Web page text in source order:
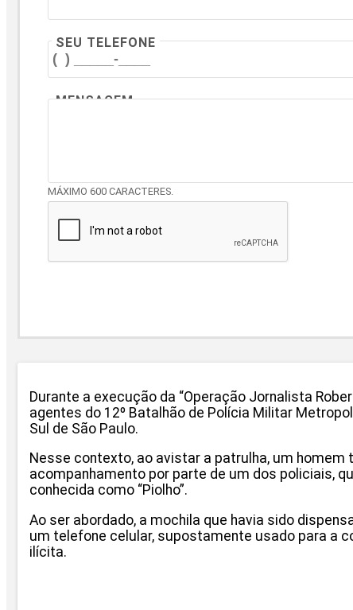
SEU TELEFONE
MENSAGEM
MÁXIMO 600 CARACTERES.
Durante a execução da “Operação Jornalista
agentes do 12º Batalhão de Polícia Militar
Sul de São Paulo.
Nesse contexto, ao avistar a patrulha, um
acompanhamento por parte de um dos policiais,
conhecida como “Piolho”.
Ao ser abordado, a mochila que havia sido
um telefone celular, supostamente usado para a
ilícita.